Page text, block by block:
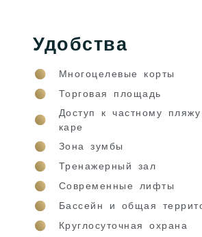
Удобства
Многоцелевые корты
Торговая площадь
Доступ к частному
каре
Зона зумбы
Тренажерный зал
Современные лифты
Бассейн и общая
Круглосуточная охрана